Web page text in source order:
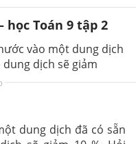
học Toán 9 tập 2
vào một dung dịch
dịch sẽ giảm
dung dịch đã có sẵn